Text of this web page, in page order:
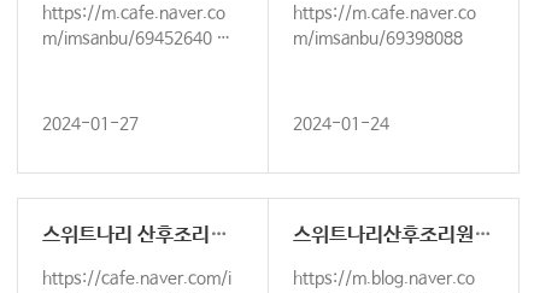
https://m.cafe.naver.co
m/imsanbu/69452640 맘
2024-01-27
https://m.cafe.naver.co
m/imsanbu/69398088
2024-01-24
스위트나리 산후조리원 후기
https://cafe.naver.com/i
스위트나리산후조리원 후기
https://m.blog.naver.co